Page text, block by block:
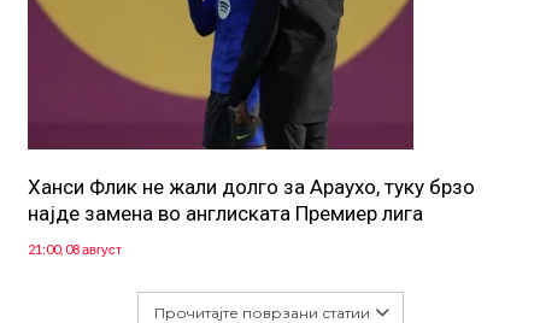
Ханси Флик не жали долго за Араухо, туку брзо
најде замена во англиската Премиер лига
21:00, 08 август
Прочитајте поврзани статии